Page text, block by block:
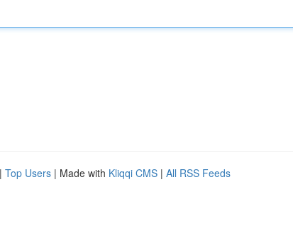
| Top Users | Made with Kliqqi CMS | All RSS Feeds